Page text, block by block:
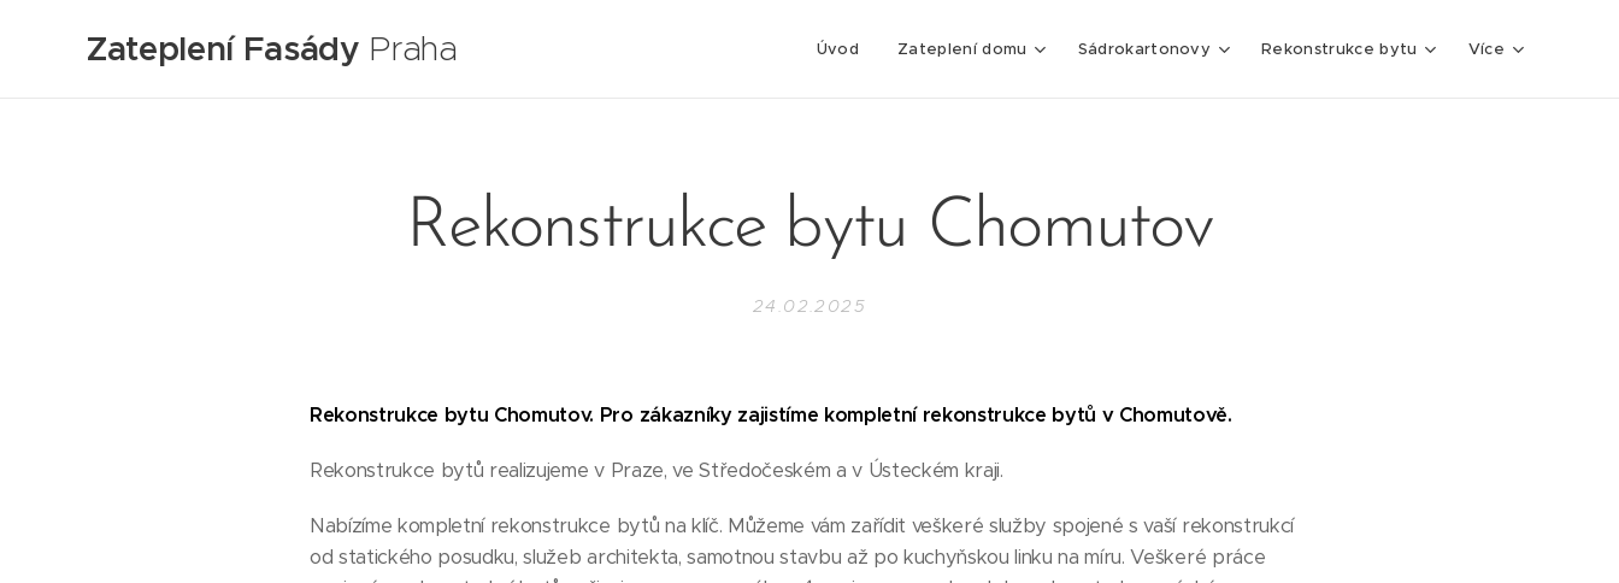
Zateplení Fasády Praha Úvod Zateplení domu Sádrokartonovy Rekonstrukce bytu Více
Rekonstrukce bytu Chomutov
24.02.2025
Rekonstrukce bytu Chomutov. Pro zákazníky zajistíme kompletní rekonstrukce bytů v Chomutově.
Rekonstrukce bytů realizujeme v Praze, ve Středočeském a v Ústeckém kraji.
Nabízíme kompletní rekonstrukce bytů na klíč. Můžeme vám zařídit veškeré služby spojené s vaší rekonstrukcí
od statického posudku, služeb architekta, samotnou stavbu až po kuchyňskou linku na míru. Veškeré práce